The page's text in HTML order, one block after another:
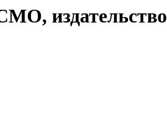
издательство